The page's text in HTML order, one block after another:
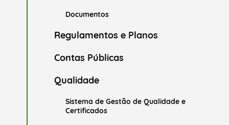
Documentos
Regulamentos e Planos
Contas Públicas
Qualidade
Sistema de Gestão de Qualidade e
Certificados